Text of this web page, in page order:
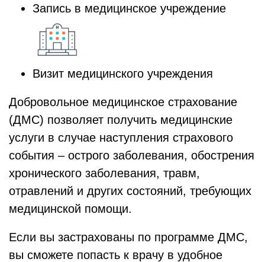
Запись в медицинское учреждение
Визит медицинского учреждения
Добровольное медицинское страхование
(ДМС) позволяет получить медицинские
услуги в случае наступления страхового
события – острого заболевания, обострения
хронического заболевания, травм,
отравлений и других состояний, требующих
медицинской помощи.
Если вы застрахованы по программе ДМС,
вы сможете попасть к врачу в удобное